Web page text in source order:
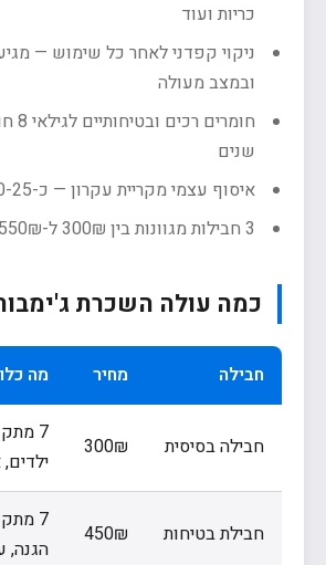
כריות ועוד
ניקוי קפדני לאחר כל שימוש —
ובמצב מעולה
שנים
איסוף עצמי מקריית עקרון — כ-20-25 דקות מגדרה
3 חבילות מגוונות בין 300₪ ל-550₪
כמה עולה השכרת
חבילה מחיר מה
חבילה בסיסית 300₪
חבילת בטיחות 450₪
הגנה, עד 8